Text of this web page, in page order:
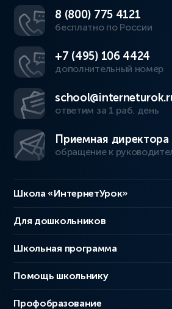
8 (800) 775 4121
бесплатно по России
+7 (495) 106 4424
дополнительный номер
ответим за 1 раб. день
Приемная директора
обращение к
Школа «ИнтернетУрок»
Для дошкольников
Школьная программа
Помощь школьнику
Профобразование